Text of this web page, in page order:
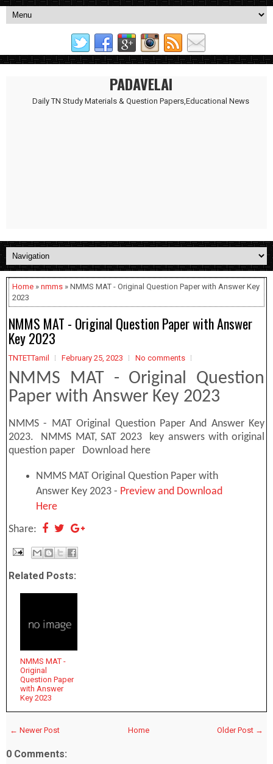
PADAVELAI
Daily TN Study Materials & Question Papers,Educational News
Home » nmms » NMMS MAT - Original Question Paper with Answer Key
2023
NMMS MAT - Original Question Paper with Answer
Key 2023
TNTETTamil February 25, 2023 No comments
NMMS MAT - Original Question
Paper with Answer Key 2023
NMMS - MAT Original Question Paper And Answer Key
2023. NMMS MAT, SAT 2023 key answers with original
question paper Download here
NMMS MAT Original Question Paper with
Answer Key 2023 - Preview and Download
Here
Share:
Related Posts:
NMMS MAT -
Original
Question Paper
with Answer
Key 2023
← Newer Post Older Post →
Home
0 Comments: